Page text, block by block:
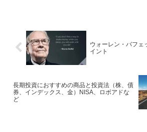
式投資初心者向け
ウォーレン・バフェ
イント
長期投資におすすめの商品と投資法（株、債
券、インデックス、金）NISA、ロボアドな
ど